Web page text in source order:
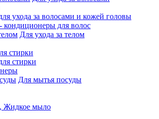
ухода за волосами и кожей головы
кондиционеры для волос
Для ухода за телом
стирки
стирки
Для мытья посуды
Жидкое мыло